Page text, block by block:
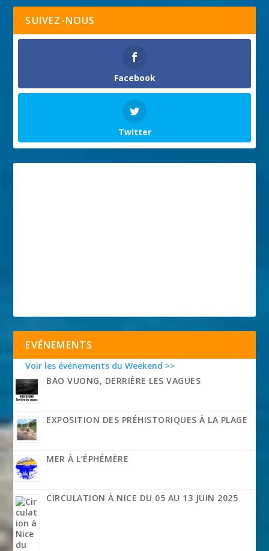
SUIVEZ-NOUS
Facebook
Twitter
EVÉNEMENTS
Voir les événements du Weekend >>
BAO VUONG, DERRIÈRE LES VAGUES
EXPOSITION DES PRÉHISTORIQUES À LA PLAGE
MER À L’ÉPHÉMÈRE
CIRCULATION À NICE DU 05 AU 13 JUIN 2025